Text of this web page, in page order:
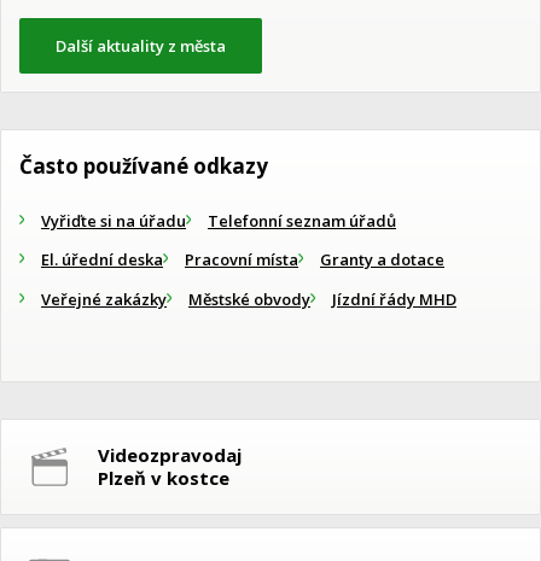
Další aktuality z města
Často používané odkazy
Vyřiďte si na úřadu
Telefonní seznam úřadů
El. úřední deska
Pracovní místa
Granty a dotace
Veřejné zakázky
Městské obvody Jízdní řády MHD
Videozpravodaj
Plzeň v kostce